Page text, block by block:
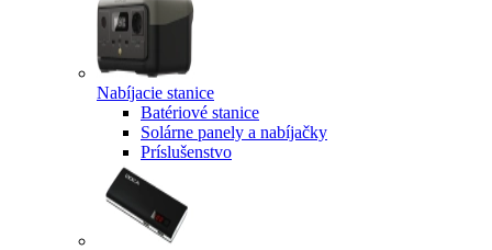
Nabíjacie stanice
Batériové stanice
Solárne panely a nabíjačky
Príslušenstvo